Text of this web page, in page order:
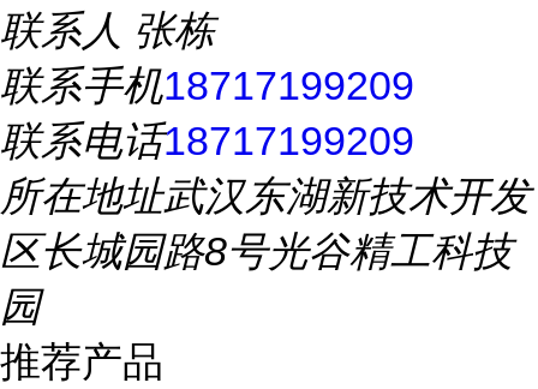
联系人 张栋
联系手机18717199209
联系电话18717199209
所在地址武汉东湖新技术开发
区长城园路8号光谷精工科技
园
推荐产品